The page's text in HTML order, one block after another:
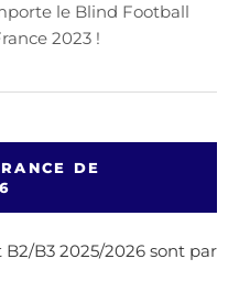
le Blind Football
2023 !
DE
B2/B3 2025/2026 sont par